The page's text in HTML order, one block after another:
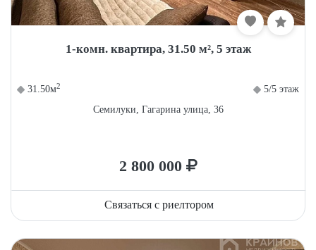
1-комн. квартира, 31.50 м², 5 этаж
31.50м2
5/5 этаж
Семилуки, Гагарина улица, 36
2 800 000
Связаться с риелтором